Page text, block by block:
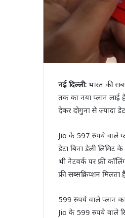
नई दिल्ली: भारत की
तक का नया प्लान
देकर दोगुना से ज्यादा
Jio के 597 रुपये वाले
डेटा बिना डेली
भी नेटवर्क पर फ्री
फ्री सब्सक्रिप्शन मिलता
599 रुपये वाले प्लान
Jio के 599 रुपये वाले